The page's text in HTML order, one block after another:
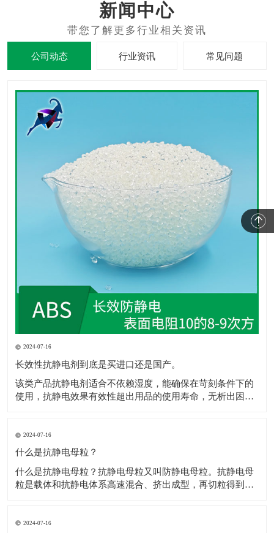
新闻中心
公司动态 行业资讯 常见问题
2024-07-16
长效性抗静电剂到底是买进口还是国产。
该类产品抗静电剂​适合不依赖湿度，能确保在苛刻条件下的
使用，抗静电效果有效性超出用品的使用寿命，无析出困
和树脂较好的层筋状啮合结构，抗静电剂​极佳的极性配伍。
2.电荷通过网状通道，
2024-07-16
什么是抗静电母粒？
什么是抗静电母粒？抗静电母粒又叫防静电母粒。抗静电母
粒是载体和抗静电体系高速混合、挤出成型，再切粒得到
表面电阻为1012Ω以上，防静电包装材料要求表面电阻为
2024-07-16